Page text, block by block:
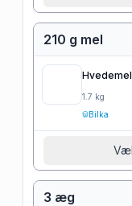
210 g mel
1.7 kg
Bilka
3 æg